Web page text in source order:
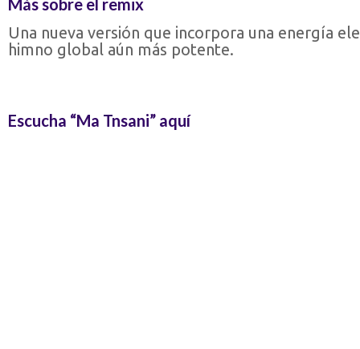
Una nueva versión que incorpora una energía
himno global aún más potente.
Escucha “Ma Tnsani” aquí